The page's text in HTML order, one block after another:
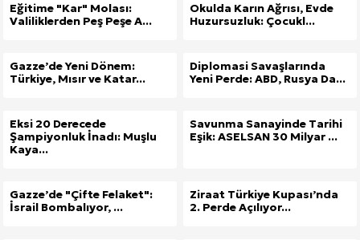
Eğitime "Kar" Molası:
Valiliklerden Peş Peşe A...
Okulda Karın Ağrısı, Evde
Huzursuzluk: Çocukl...
Gazze’de Yeni Dönem:
Türkiye, Mısır ve Katar...
Diplomasi Savaşlarında
Yeni Perde: ABD, Rusya Da...
Eksi 20 Derecede
Şampiyonluk İnadı: Muşlu
Kaya...
Savunma Sanayinde Tarihi
Eşik: ASELSAN 30 Milyar ...
Gazze’de "Çifte Felaket":
İsrail Bombalıyor, ...
Ziraat Türkiye Kupası’nda
2. Perde Açılıyor...